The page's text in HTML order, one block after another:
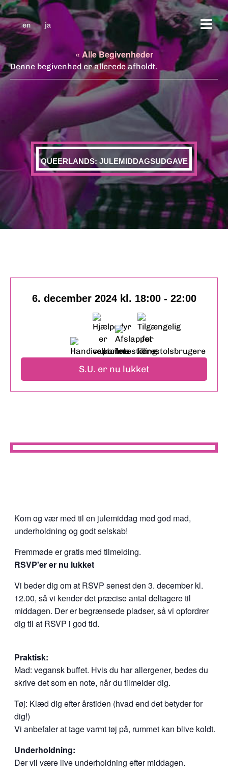
en ja
« Alle Begivenheder
Denne begivenhed er allerede afholdt.
QUEERLANDS: JULEMIDDAGSUDGAVE
6. december 2024 kl. 18:00- 22:00
S.U. er nu lukket
Kom og vær med til en julemiddag med god mad,
underholdning og godt selskab!
Fremmøde er gratis med tilmelding.
RSVP'er er nu lukket
Vi beder dig om at RSVP senest den 3. december kl.
12.00, så vi kender det præcise antal deltagere til
middagen. Der er begrænsede pladser, så vi opfordrer
dig til at RSVP i god tid.
Praktisk:
Mad: vegansk buffet. Hvis du har allergener, bedes du
skrive det som en note, når du tilmelder dig.
Tøj: Klæd dig efter årstiden (hvad end det betyder for
dig!)
Vi anbefaler at tage varmt tøj på, rummet kan blive koldt.
Underholdning:
Der vil være live underholdning efter middagen.